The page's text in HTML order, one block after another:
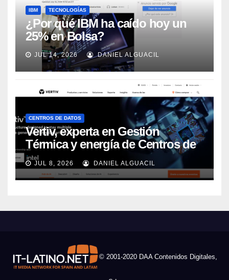
IBM TECNOLOGÍAS
¿Por qué IBM ha caído hoy un
25% en Bolsa?
JUL 14, 2026 DANIEL ALGUACIL
CENTROS DE DATOS
Vertiv, experta en Gestión
Térmica y energía de Centros de
Datos, sigue su crecimiento
imparable
JUL 8, 2026 DANIEL ALGUACIL
© 2001-2020 DAA Contenidos Digitales,